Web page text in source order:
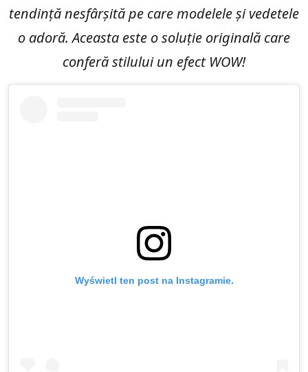
tendință nesfârșită pe care modelele și vedetele
o adoră. Aceasta este o soluție originală care
conferă stilului un efect WOW!
Wyświetl ten post na Instagramie.